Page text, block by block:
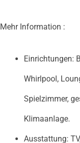
Mehr Information :
Einrichtungen:
Whirlpool,
Spielzimmer,
Klimaanlage.
Ausstattung: